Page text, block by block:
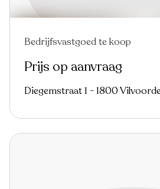
Bedrijfsvastgoed te koop
Prijs op aanvraag
Diegemstraat 1 - 1800